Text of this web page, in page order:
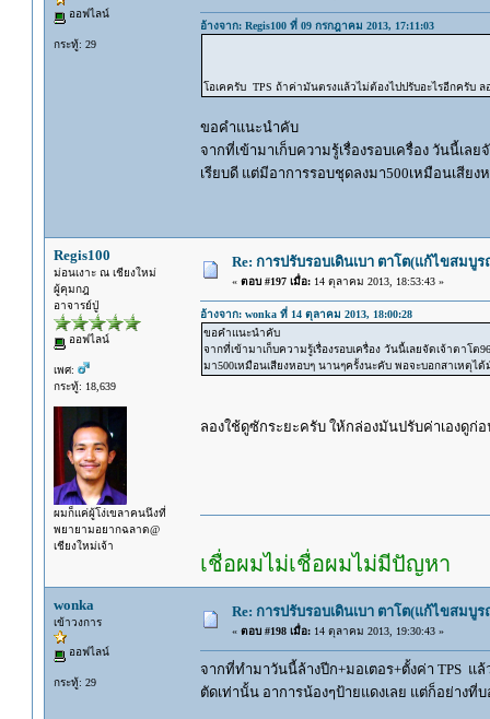
ออฟไลน์
กระทู้: 29
อ้างจาก: Regis100 ที่ 09 กรกฎาคม 2013, 17:11:03
โอเคครับ TPS ถ้าค่ามันตรงแล้วไม่ต้องไปปรับอะไรอีกครับ
ขอคำแนะนำคับ
จากที่เข้ามาเก็บความรู้เรื่องรอบเครื่อง วันนี้เล
เรียบดี แต่มีอาการรอบชุดลงมา500เหมือนเสีย
Regis100
ม่อนเงาะ ณ เชียงใหม่
ผู้คุมกฎ
อาจารย์ปู่
ออฟไลน์
เพศ:
กระทู้: 18,639
ผมก็แค่ผู้โง่เขลาคนนึงที่
พยายามอยากฉลาด@
เชียงใหม่เจ้า
Re: การปรับรอบเดินเบา ตาโต(แก้ไขสมบู
« ตอบ #197 เมื่อ:14 ตุลาคม 2013, 18:53:43 »
อ้างจาก: wonka ที่ 14 ตุลาคม 2013, 18:00:28
ขอคำแนะนำคับ
จากที่เข้ามาเก็บความรู้เรื่องรอบเครื่อง วันนี้เลยจัดเจ้าตาโ
มา500เหมือนเสียงหอบๆ นานๆครั้งนะคับ พอจะบอกสาเหตุได้
ลองใช้ดูซักระยะครับ ให้กล่องมันปรับค่าเองดูก่
เชื่อผมไม่เชื่อผมไม่มีปัญหา
wonka
เข้าวงการ
ออฟไลน์
กระทู้: 29
Re: การปรับรอบเดินเบา ตาโต(แก้ไขสมบู
« ตอบ #198 เมื่อ:14 ตุลาคม 2013, 19:30:43 »
จากที่ทำมาวันนี้ล้างปีก+มอเตอร+ตั้งค่า TPS แ
ตัดเท่านั้น อาการน้องๆป้ายแดงเลย แต่ก็อย่าง